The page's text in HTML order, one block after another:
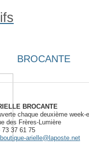
BROCANTE
BROCANTE
chaque deuxième week-
des Frères-Lumière
73 37 61 75
boutique-arielle@laposte.net